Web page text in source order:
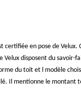
en pose de Velux.
disposent du savoir-
du toit et l modèle
Il mentionne le montant